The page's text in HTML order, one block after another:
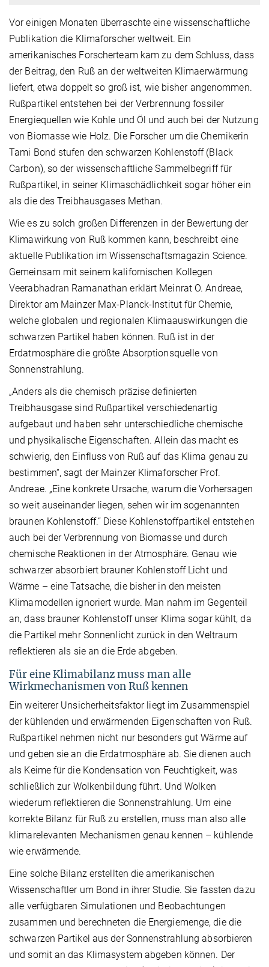
Vor einigen Monaten überraschte eine wissenschaftliche
Publikation die Klimaforscher weltweit. Ein
amerikanisches Forscherteam kam zu dem Schluss, dass
der Beitrag, den Ruß an der weltweiten Klimaerwärmung
liefert, etwa doppelt so groß ist, wie bisher angenommen.
Rußpartikel entstehen bei der Verbrennung fossiler
Energiequellen wie Kohle und Öl und auch bei der Nutzung
von Biomasse wie Holz. Die Forscher um die Chemikerin
Tami Bond stufen den schwarzen Kohlenstoff (Black
Carbon), so der wissenschaftliche Sammelbegriff für
Rußpartikel, in seiner Klimaschädlichkeit sogar höher ein
als die des Treibhausgases Methan.
Wie es zu solch großen Differenzen in der Bewertung der
Klimawirkung von Ruß kommen kann, beschreibt eine
aktuelle Publikation im Wissenschaftsmagazin Science.
Gemeinsam mit seinem kalifornischen Kollegen
Veerabhadran Ramanathan erklärt Meinrat O. Andreae,
Direktor am Mainzer Max-Planck-Institut für Chemie,
welche globalen und regionalen Klimaauswirkungen die
schwarzen Partikel haben können. Ruß ist in der
Erdatmosphäre die größte Absorptionsquelle von
Sonnenstrahlung.
„Anders als die chemisch präzise definierten
Treibhausgase sind Rußpartikel verschiedenartig
aufgebaut und haben sehr unterschiedliche chemische
und physikalische Eigenschaften. Allein das macht es
schwierig, den Einfluss von Ruß auf das Klima genau zu
bestimmen“, sagt der Mainzer Klimaforscher Prof.
Andreae. „Eine konkrete Ursache, warum die Vorhersagen
so weit auseinander liegen, sehen wir im sogenannten
braunen Kohlenstoff.“ Diese Kohlenstoffpartikel entstehen
auch bei der Verbrennung von Biomasse und durch
chemische Reaktionen in der Atmosphäre. Genau wie
schwarzer absorbiert brauner Kohlenstoff Licht und
Wärme – eine Tatsache, die bisher in den meisten
Klimamodellen ignoriert wurde. Man nahm im Gegenteil
an, dass brauner Kohlenstoff unser Klima sogar kühlt, da
die Partikel mehr Sonnenlicht zurück in den Weltraum
reflektieren als sie an die Erde abgeben.
Für eine Klimabilanz muss man alle
Wirkmechanismen von Ruß kennen
Ein weiterer Unsicherheitsfaktor liegt im Zusammenspiel
der kühlenden und erwärmenden Eigenschaften von Ruß.
Rußpartikel nehmen nicht nur besonders gut Wärme auf
und geben sie an die Erdatmosphäre ab. Sie dienen auch
als Keime für die Kondensation von Feuchtigkeit, was
schließlich zur Wolkenbildung führt. Und Wolken
wiederum reflektieren die Sonnenstrahlung. Um eine
korrekte Bilanz für Ruß zu erstellen, muss man also alle
klimarelevanten Mechanismen genau kennen – kühlende
wie erwärmende.
Eine solche Bilanz erstellten die amerikanischen
Wissenschaftler um Bond in ihrer Studie. Sie fassten dazu
alle verfügbaren Simulationen und Beobachtungen
zusammen und berechneten die Energiemenge, die die
schwarzen Partikel aus der Sonnenstrahlung absorbieren
und somit an das Klimasystem abgeben können. Der